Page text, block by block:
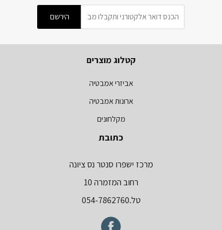
קטלוג מוצרים
אביזרי אמבטיה
ארונות אמבטיה
מקלחונים
כתובת
מרכז ישפרו סנטר נס ציונה
רחוב המזמרה 10
טל.054-7862760